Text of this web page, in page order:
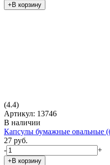
+В корзину
(4.4)
Артикул: 13746
В наличии
Капсулы бумажные овальные
27 руб.
-
+
+В корзину